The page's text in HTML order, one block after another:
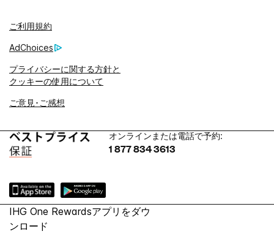
ご利用規約
AdChoices
プライバシーに関する方針と
クッキーの使用について
ご意見･ご感想
オンラインまたは電話で予約:
1 877 834 3613
IHG One Rewardsアプリをダウ
ンロード